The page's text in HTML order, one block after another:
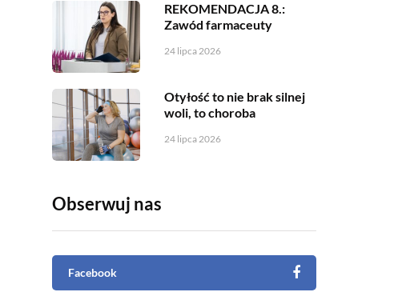
REKOMENDACJA 8.:
Zawód farmaceuty
24 lipca 2026
Otyłość to nie brak silnej
woli, to choroba
24 lipca 2026
Obserwuj nas
Facebook